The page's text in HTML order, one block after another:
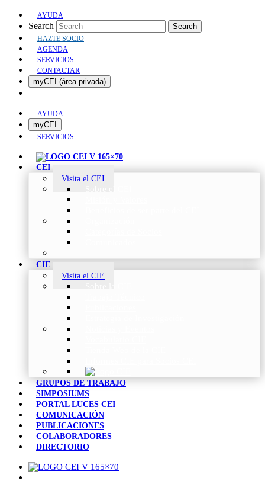
AYUDA
Search Search
HAZTE SOCIO
AGENDA
SERVICIOS
CONTACTAR
myCEI (área privada)
AYUDA
myCEI
SERVICIOS
CEI
Visita el CEI
CIE
Visita el CIE
GRUPOS DE TRABAJO
SIMPOSIUMS
PORTAL LUCES CEI
COMUNICACIÓN
PUBLICACIONES
COLABORADORES
DIRECTORIO